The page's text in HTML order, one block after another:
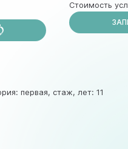
Стоимость
первая, стаж, лет: 11